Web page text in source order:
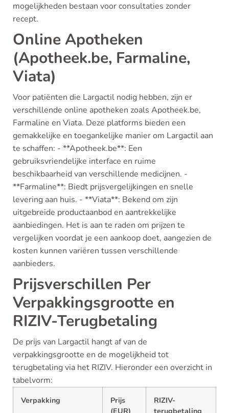
mogelijkheden bestaan voor consultaties zonder
recept.
Online Apotheken
(Apotheek.be, Farmaline,
Viata)
Voor patiënten die Largactil nodig hebben, zijn er
verschillende online apotheken zoals Apotheek.be,
Farmaline en Viata. Deze platforms bieden een
gemakkelijke en toegankelijke manier om Largactil aan
te schaffen: - **Apotheek.be**: Een
gebruiksvriendelijke interface en ruime
beschikbaarheid van verschillende medicijnen. -
**Farmaline**: Biedt prijsvergelijkingen en snelle
levering aan huis. - **Viata**: Bekend om zijn
uitgebreide productaanbod en aantrekkelijke
aanbiedingen. Het is aan te raden om prijzen te
vergelijken voordat je een aankoop doet, aangezien de
kosten kunnen variëren tussen verschillende
aanbieders.
Prijsverschillen Per
Verpakkingsgrootte en
RIZIV-Terugbetaling
De prijs van Largactil hangt af van de
verpakkingsgrootte en de mogelijkheid tot
terugbetaling via het RIZIV. Hieronder een overzicht in
tabelvorm:
Verpakking
Prijs
RIZIV-